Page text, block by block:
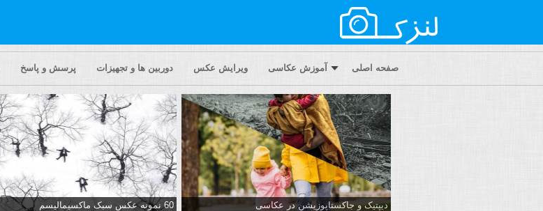
صفحه اصلی آموزش عکاسی ویرایش عکس دوربین ها و تجهیزات پرسش و پاسخ
دیپتیک و جاکستا‌پوزیشن در عکاسی 60 نمونه عکس سبک ماکسیمالیسم